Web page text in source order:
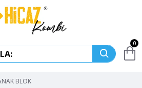
0
BLOK